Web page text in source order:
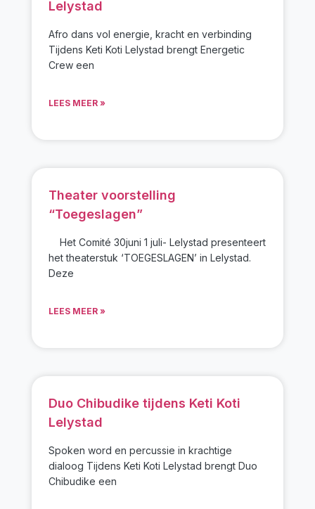
Lelystad
Afro dans vol energie, kracht en verbinding
Tijdens Keti Koti Lelystad brengt Energetic
Crew een
LEES MEER »
Theater voorstelling
“Toegeslagen”
Het Comité 30juni 1 juli- Lelystad presenteert
het theaterstuk ‘TOEGESLAGEN’ in Lelystad.
Deze
LEES MEER »
Duo Chibudike tijdens Keti Koti
Lelystad
Spoken word en percussie in krachtige
dialoog Tijdens Keti Koti Lelystad brengt Duo
Chibudike een